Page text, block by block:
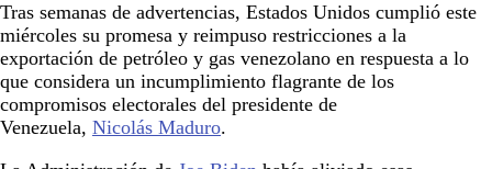
Tras semanas de advertencias, Estados Unidos cumplió este
miércoles su promesa y reimpuso restricciones a la
exportación de petróleo y gas venezolano en respuesta a lo
que considera un incumplimiento flagrante de los
compromisos electorales del presidente de
Venezuela, Nicolás Maduro.